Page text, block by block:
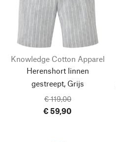
Knowledge Cotton Apparel
Herenshort linnen
gestreept, Grijs
€ 119,00
€ 59,90